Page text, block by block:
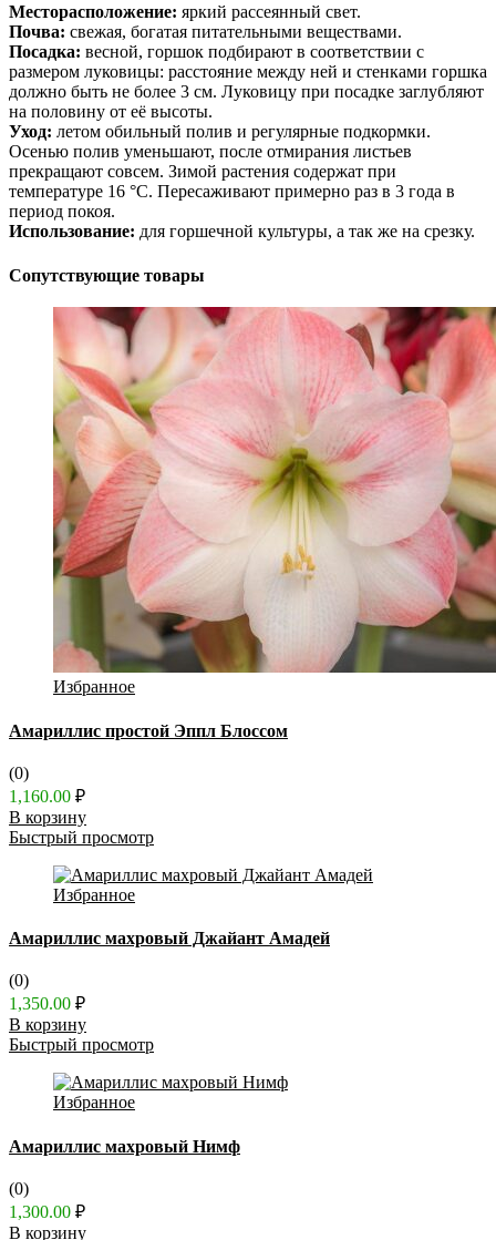
Месторасположение: яркий рассеянный свет.
Почва: свежая, богатая питательными веществами.
Посадка: весной, горшок подбирают в соответствии с
размером луковицы: расстояние между ней и стенками горшка
должно быть не более 3 см. Луковицу при посадке заглубляют
на половину от её высоты.
Уход: летом обильный полив и регулярные подкормки.
Осенью полив уменьшают, после отмирания листьев
прекращают совсем. Зимой растения содержат при
температуре 16 °С. Пересаживают примерно раз в 3 года в
период покоя.
Использование: для горшечной культуры, а так же на срезку.
Сопутствующие товары
Избранное
Амариллис простой Эппл Блоссом
(0)
1,160.00 ₽
В корзину
Быстрый просмотр
Избранное
Амариллис махровый Джайант Амадей
(0)
1,350.00 ₽
В корзину
Быстрый просмотр
Избранное
Амариллис махровый Нимф
(0)
1,300.00 ₽
В корзину